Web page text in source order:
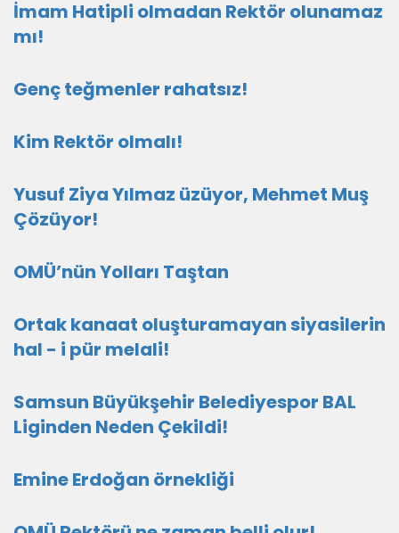
İmam Hatipli olmadan Rektör olunamaz
mı!
Genç teğmenler rahatsız!
Kim Rektör olmalı!
Yusuf Ziya Yılmaz üzüyor, Mehmet Muş
Çözüyor!
OMÜ’nün Yolları Taştan
Ortak kanaat oluşturamayan siyasilerin
hal - i pür melali!
Samsun Büyükşehir Belediyespor BAL
Liginden Neden Çekildi!
Emine Erdoğan örnekliği